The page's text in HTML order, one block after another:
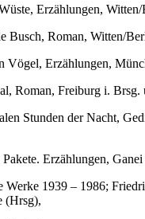
Erzählungen,
Busch, Roman, Witten/
Vögel, Erzählungen,
Roman, Freiburg i. Brsg.
Stunden der Nacht,
Erzählungen,
Werke 1939 – 1986;
(Hrsg),